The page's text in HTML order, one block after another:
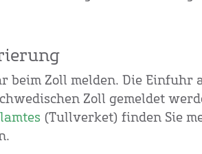
beim Zoll melden. Die Einfuhr
Zoll gemeldet
(Tullverket) finden Sie